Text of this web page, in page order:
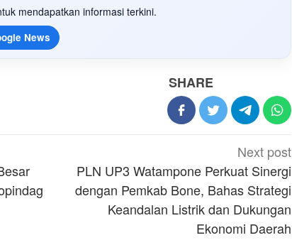
mendapatkan informasi terkini.
News
SHARE
Next post
PLN UP3 Watampone Perkuat Sinergi
dengan Pemkab Bone, Bahas Strategi
Keandalan Listrik dan Dukungan
Ekonomi Daerah